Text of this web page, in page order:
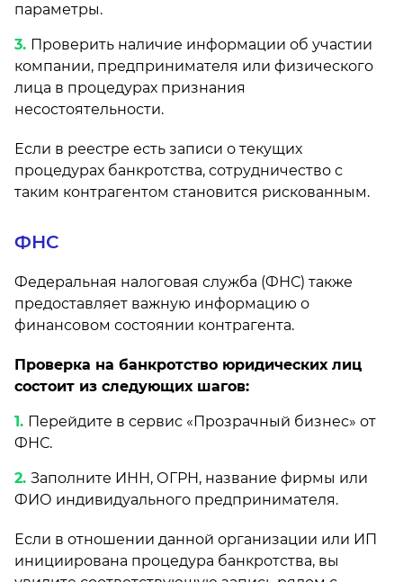
параметры.
Проверить наличие информации об участии
компании, предпринимателя или физического
лица в процедурах признания
несостоятельности.
Если в реестре есть записи о текущих
процедурах банкротства, сотрудничество с
таким контрагентом становится рискованным.
ФНС
Федеральная налоговая служба (ФНС) также
предоставляет важную информацию о
финансовом состоянии контрагента.
Проверка на банкротство юридических лиц
состоит из следующих шагов:
Перейдите в сервис «Прозрачный бизнес» от
ФНС.
Заполните ИНН, ОГРН, название фирмы или
ФИО индивидуального предпринимателя.
Если в отношении данной организации или ИП
инициирована процедура банкротства, вы